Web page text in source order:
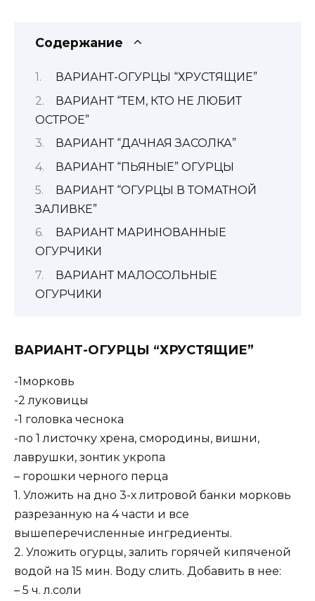
Содержание
ВАРИАНТ-ОГУРЦЫ “ХРУСТЯЩИЕ”
ВАРИАНТ “ТЕМ, КТО НЕ ЛЮБИТ
ОСТРОЕ”
ВАРИАНТ “ДАЧНАЯ ЗАСОЛКА”
ВАРИАНТ “ПЬЯНЫЕ” ОГУРЦЫ
ВАРИАНТ “ОГУРЦЫ В ТОМАТНОЙ
ЗАЛИВКЕ”
ВАРИАНТ МАРИНОВАННЫЕ
ОГУРЧИКИ
ВАРИАНТ МАЛОСОЛЬНЫЕ
ОГУРЧИКИ
ВАРИАНТ-ОГУРЦЫ “ХРУСТЯЩИЕ”
-1морковь
-2 луковицы
-1 головка чеснока
-по 1 листочку хрена, смородины, вишни,
лаврушки, зонтик укропа
– горошки черного перца
1. Уложить на дно 3-х литровой банки морковь
разрезанную на 4 части и все
вышеперечисленные ингредиенты.
2. Уложить огурцы, залить горячей кипяченой
водой на 15 мин. Воду слить. Добавить в нее:
– 5 ч. л.соли